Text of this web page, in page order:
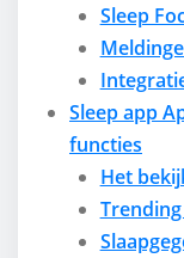
Sleep
Sleep app
functies
Het